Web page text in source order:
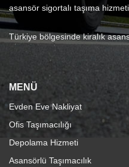
asansör sigortalı taşıma
Türkiye bölgesinde kiralık
MENÜ
Evden Eve Nakliyat
Ofis Taşımacılığı
Depolama Hizmeti
Asansörlü Taşımacılık